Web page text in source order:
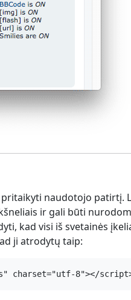
naudotojo patirtį.
ir gali būti
kad visi iš svetainės
ji atrodytų taip:
charset="utf-8"></